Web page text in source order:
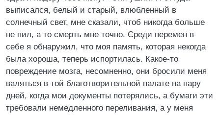
выписался, белый и старый, влюбленный в
солнечный свет, мне сказали, чтоб никогда больше
не пил, а то смерть мне точно. Среди перемен в
себе я обнаружил, что моя память, которая некогда
была хороша, теперь испортилась. Какое-то
повреждение мозга, несомненно, они бросили меня
валяться в той благотворительной палате на пару
дней, когда мои документы потерялись, а бумаги эти
требовали немедленного переливания, а у меня